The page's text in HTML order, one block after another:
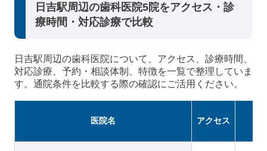
日吉駅周辺の歯科医院5院をアクセス・診
療時間・対応診療で比較
日吉駅周辺の歯科医院について、アクセス、診療時間、
対応診療、予約・相談体制、特徴を一覧で整理していま
す。通院条件を比較する際の確認にご活用ください。
医院名 アクセス